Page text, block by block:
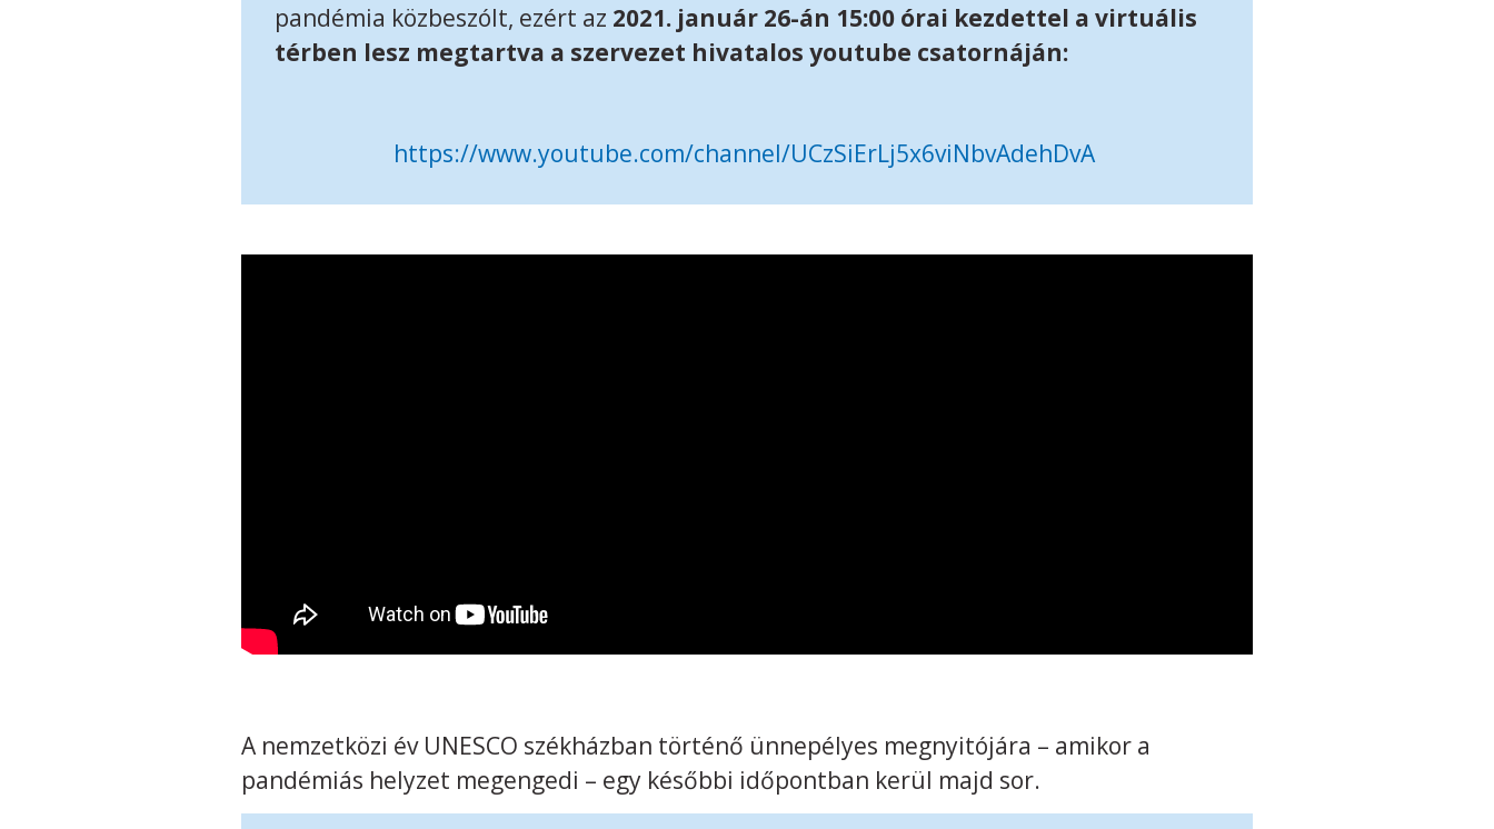
pandémia közbeszólt, ezért az 2021. január 26-án 15:00 órai kezdettel a virtuális
térben lesz megtartva a szervezet hivatalos youtube csatornáján:
https://www.youtube.com/channel/UCzSiErLj5x6viNbvAdehDvA
A nemzetközi év UNESCO székházban történő ünnepélyes megnyitójára – amikor a
pandémiás helyzet megengedi – egy későbbi időpontban kerül majd sor.